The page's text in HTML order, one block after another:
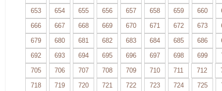
653
654 655 656 657 658 659 660
666
667 668 669 670 671 672 673
679
680 681 682 683 684 685 686
692
693 694 695 696 697 698 699
705
706 707 708 709 710 711 712
718
719 720 721 722 723 724 725